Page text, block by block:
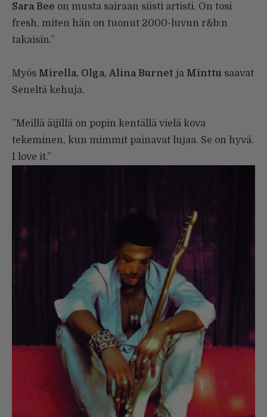
Sara Bee on musta sairaan siisti artisti. On tosi
fresh, miten hän on tuonut 2000-luvun r&b:n
takaisin.”
Myös Mirella, Olga, Alina Burnet ja Minttu saavat
Seneltä kehuja.
”Meillä äijillä on popin kentällä vielä kova
tekeminen, kun mimmit painavat lujaa. Se on hyvä.
I love it.”